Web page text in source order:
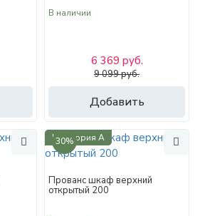
В наличии
Добавить
6 369 руб.
9 099 руб.
Категория А
30%
Прованс шкаф верхний
открытый 200